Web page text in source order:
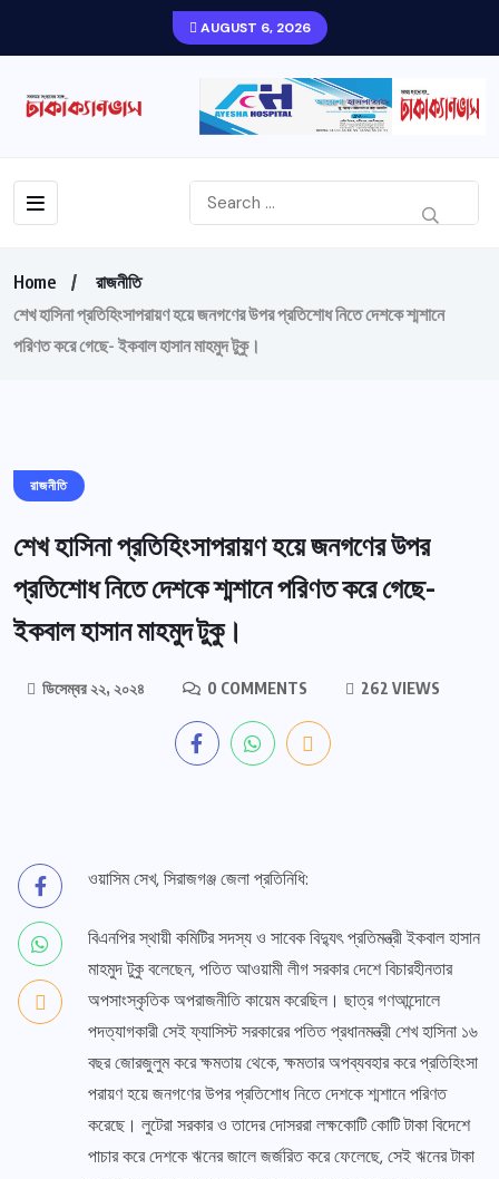
AUGUST 6, 2026
Home
রাজনীতি
শেখ হাসিনা প্রতিহিংসাপরায়ণ হয়ে জনগণের উপর প্রতিশোধ নিতে দেশকে শ্মশানে
পরিণত করে গেছে- ইকবাল হাসান মাহমুদ টুকু।
রাজনীতি
শেখ হাসিনা প্রতিহিংসাপরায়ণ হয়ে জনগণের উপর
প্রতিশোধ নিতে দেশকে শ্মশানে পরিণত করে গেছে-
ইকবাল হাসান মাহমুদ টুকু।
ডিসেম্বর ২২, ২০২৪ 0 COMMENTS 262 VIEWS
ওয়াসিম সেখ, সিরাজগঞ্জ জেলা প্রতিনিধি:
বিএনপির স্থায়ী কমিটির সদস্য ও সাবেক বিদ্যুৎ প্রতিমন্ত্রী ইকবাল হাসান
মাহমুদ টুকু বলেছেন, পতিত আওয়ামী লীগ সরকার দেশে বিচারহীনতার
অপসাংস্কৃতিক অপরাজনীতি কায়েম করেছিল। ছাত্র গণআন্দোলে
পদত্যাগকারী সেই ফ্যাসিস্ট সরকারের পতিত প্রধানমন্ত্রী শেখ হাসিনা ১৬
বছর জোরজুলুম করে ক্ষমতায় থেকে, ক্ষমতার অপব্যবহার করে প্রতিহিংসা
পরায়ণ হয়ে জনগণের উপর প্রতিশোধ নিতে দেশকে শ্মশানে পরিণত
করেছে। লুটেরা সরকার ও তাদের দোসররা লক্ষকোটি কোটি টাকা বিদেশে
পাচার করে দেশকে ঋনের জালে জর্জরিত করে ফেলেছে, সেই ঋনের টাকা